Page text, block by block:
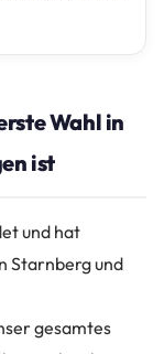
Wahl in
ist
und hat
Starnberg und
gesamtes